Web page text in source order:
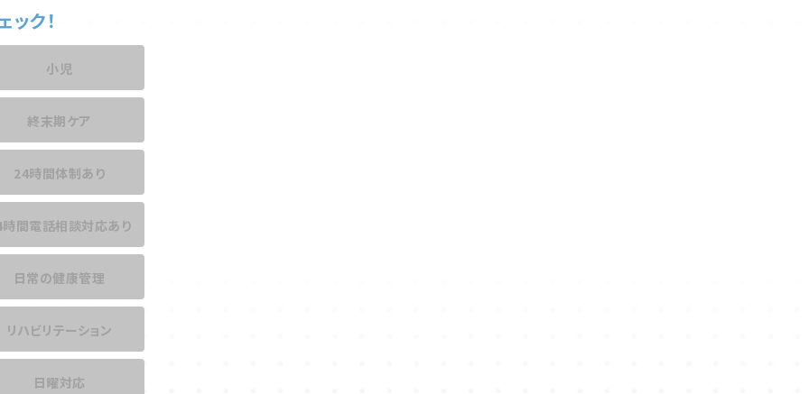
ク！
小児
終末期ケア
24時間体制あり
間電話相談対応あり
日常の健康管理
リハビリテーション
日曜対応